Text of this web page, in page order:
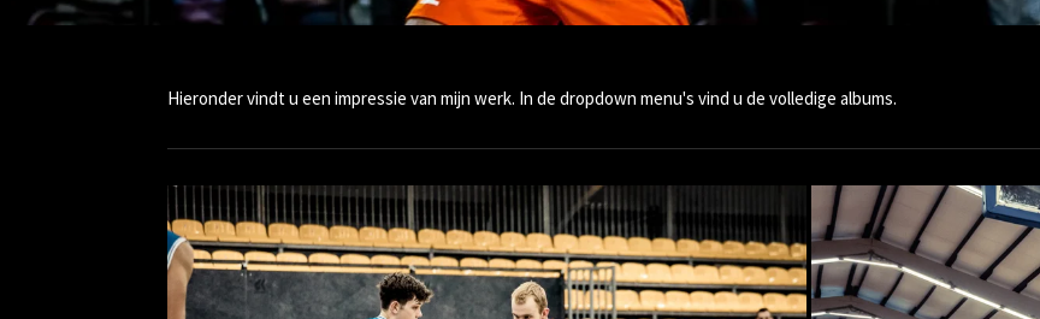
Hieronder vindt u een impressie van mijn werk. In de dropdown menu's vind u de volledige albums.